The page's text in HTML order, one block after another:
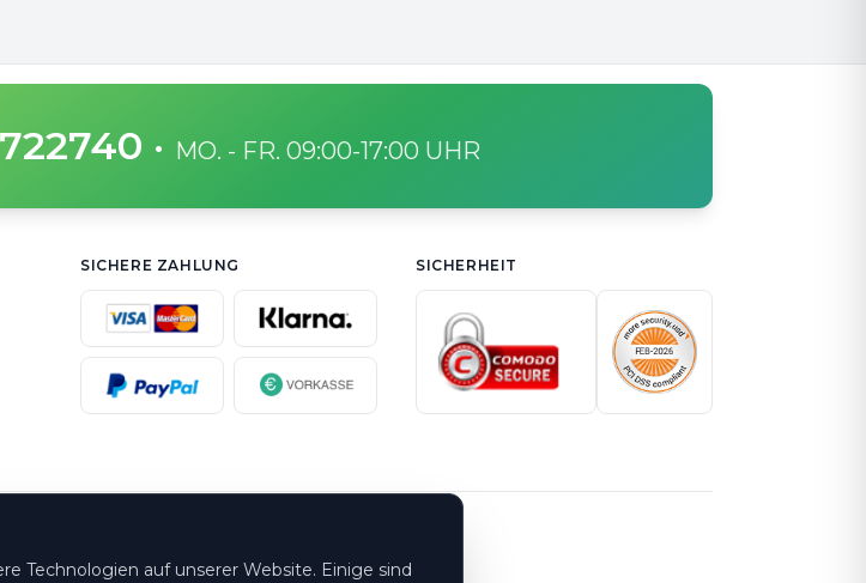
· MO. - FR. 09:00-17:00 UHR
SICHERE ZAHLUNG SICHERHEIT
Technologien auf unserer Website. Einige sind